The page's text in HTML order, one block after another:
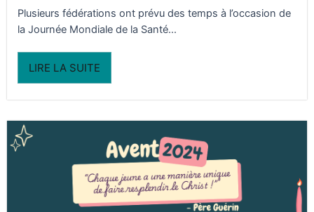
Plusieurs fédérations ont prévu des temps à l’occasion de
la Journée Mondiale de la Santé...
LIRE LA SUITE